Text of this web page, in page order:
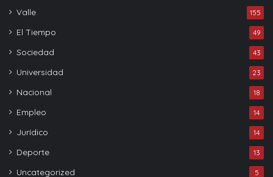
Valle 155
El Tiempo 49
Sociedad 43
Universidad 23
Nacional 18
Empleo 14
Jurídico 14
Deporte 13
Uncategorized 5